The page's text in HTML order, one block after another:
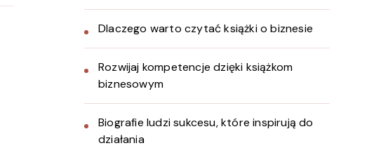
Dlaczego warto czytać książki o biznesie
Rozwijaj kompetencje dzięki książkom
biznesowym
Biografie ludzi sukcesu, które inspirują do
działania